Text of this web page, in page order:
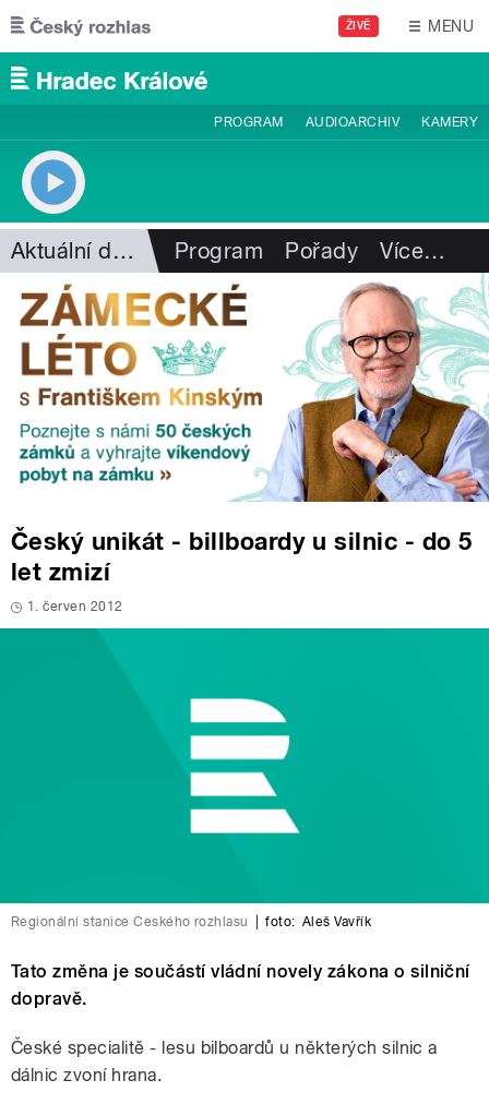
Přejít k hlavnímu obsahu
ŽIVĚ MENU
PROGRAM AUDIOARCHIV KAMERY
Aktuální dění Program Pořady Více…
Český unikát - billboardy u silnic - do 5
let zmizí
1. červen 2012
Regionální stanice Českého rozhlasu foto: Aleš Vavřík
Tato změna je součástí vládní novely zákona o silniční
dopravě.
České specialitě - lesu bilboardů u některých silnic a
dálnic zvoní hrana.